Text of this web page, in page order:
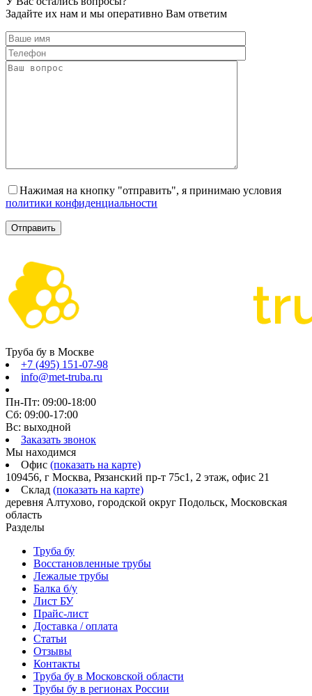
Задайте их нам и мы оперативно Вам ответим
Нажимая на кнопку "отправить", я принимаю условия
политики конфиденциальности
Труба бу в Москве
+7 (495) 151-07-98
info@met-truba.ru
Пн-Пт: 09:00-18:00
Сб: 09:00-17:00
Вс: выходной
Заказать звонок
Мы находимся
Офис (показать на карте)
109456, г Москва, Рязанский пр-т 75с1, 2 этаж, офис 21
Склад (показать на карте)
деревня Алтухово, городской округ Подольск, Московская
область
Разделы
Труба бу
Восстановленные трубы
Лежалые трубы
Балка б/у
Лист БУ
Прайс-лист
Доставка / оплата
Статьи
Отзывы
Контакты
Труба бу в Московской области
Трубы бу в регионах России